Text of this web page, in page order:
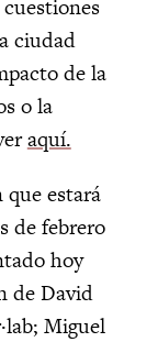
ciudad
de la
o la
aquí.
estará
de febrero
hoy
de David
Miguel